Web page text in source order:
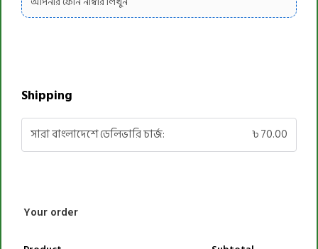
Shipping
সারা বাংলাদেশে ডেলিভারি চার্জ: ৳70.00
Your order